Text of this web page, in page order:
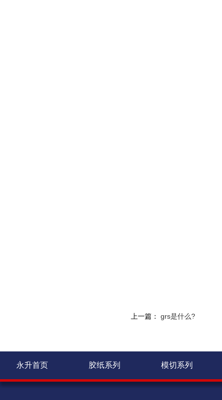
上一篇： grs是什么?
永升首页 胶纸系列 模切系列